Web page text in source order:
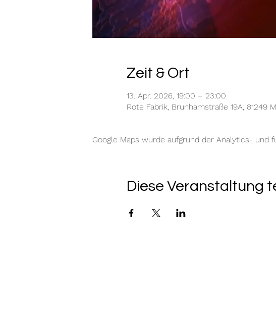
Zeit & Ort
13. Apr. 2026, 19:00 – 23:00
Rote Fabrik, Brunhamstraße 19A, 81249
Google Maps wurde aufgrund der Analytics- und
Diese Veranstaltung